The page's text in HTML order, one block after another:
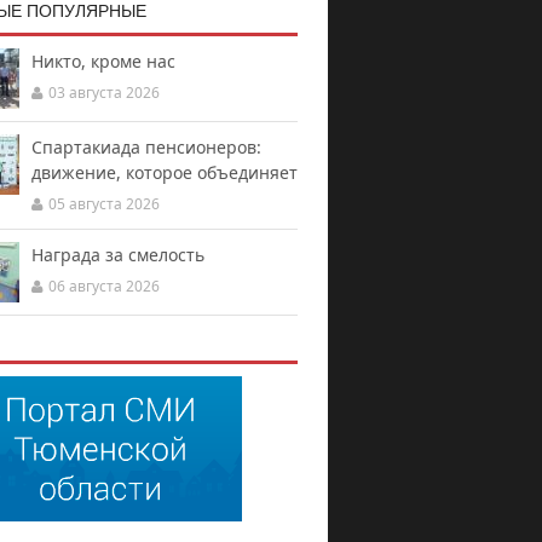
ПОПУЛЯРНЫЕ
Никто, кроме нас
03 августа 2026
Спартакиада пенсионеров:
движение, которое объединяет
05 августа 2026
Награда за смелость
06 августа 2026